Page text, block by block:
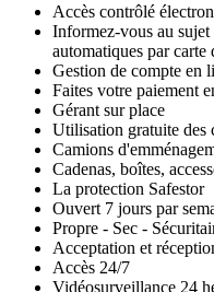
Accès contrôlé
Informez-vous au sujet
automatiques par carte
Gestion de compte en
Faites votre paiement
Gérant sur place
Utilisation gratuite des
Camions
Cadenas, boîtes,
La protection Safestor
Ouvert 7 jours par
Propre - Sec -
Acceptation et
Accès 24/7
Vidéosurveillance 24